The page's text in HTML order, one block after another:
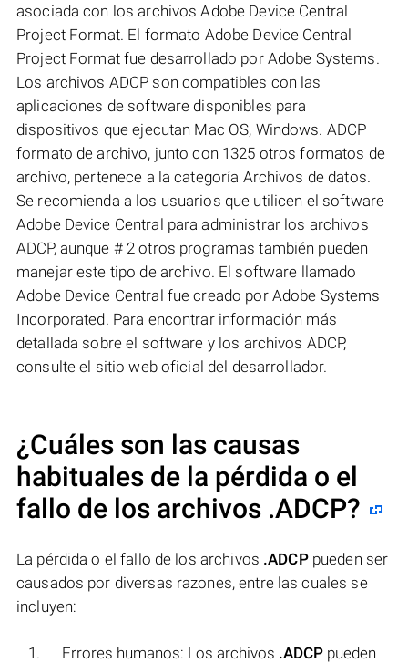
asociada con los archivos Adobe Device Central
Project Format. El formato Adobe Device Central
Project Format fue desarrollado por Adobe Systems.
Los archivos ADCP son compatibles con las
aplicaciones de software disponibles para
dispositivos que ejecutan Mac OS, Windows. ADCP
formato de archivo, junto con 1325 otros formatos de
archivo, pertenece a la categoría Archivos de datos.
Se recomienda a los usuarios que utilicen el software
Adobe Device Central para administrar los archivos
ADCP, aunque # 2 otros programas también pueden
manejar este tipo de archivo. El software llamado
Adobe Device Central fue creado por Adobe Systems
Incorporated. Para encontrar información más
detallada sobre el software y los archivos ADCP,
consulte el sitio web oficial del desarrollador.
¿Cuáles son las causas
habituales de la pérdida o el
fallo de los archivos .ADCP?
La pérdida o el fallo de los archivos .ADCPpueden ser
causados por diversas razones, entre las cuales se
incluyen:
Errores humanos: Los archivos .ADCP pueden